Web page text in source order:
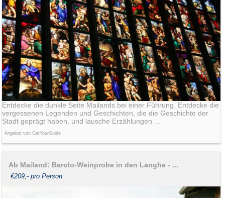
Entdecke die dunkle Seite Mailands bei einer Führung. Entdecke die
vergessenen Legenden und Geschichten, die die Geschichte der
Stadt geprägt haben, und lausche Erzählungen ...
Angebot von GetYourGuide
Ab Mailand: Barolo-Weinprobe in den Langhe - ...
€209,- pro Person